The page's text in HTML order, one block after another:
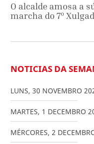
O alcalde amosa a
marcha do 7º
NOTICIAS DA
LUNS, 30 NOVEMBRO
MARTES, 1 DECEMBRO
MÉRCORES, 2